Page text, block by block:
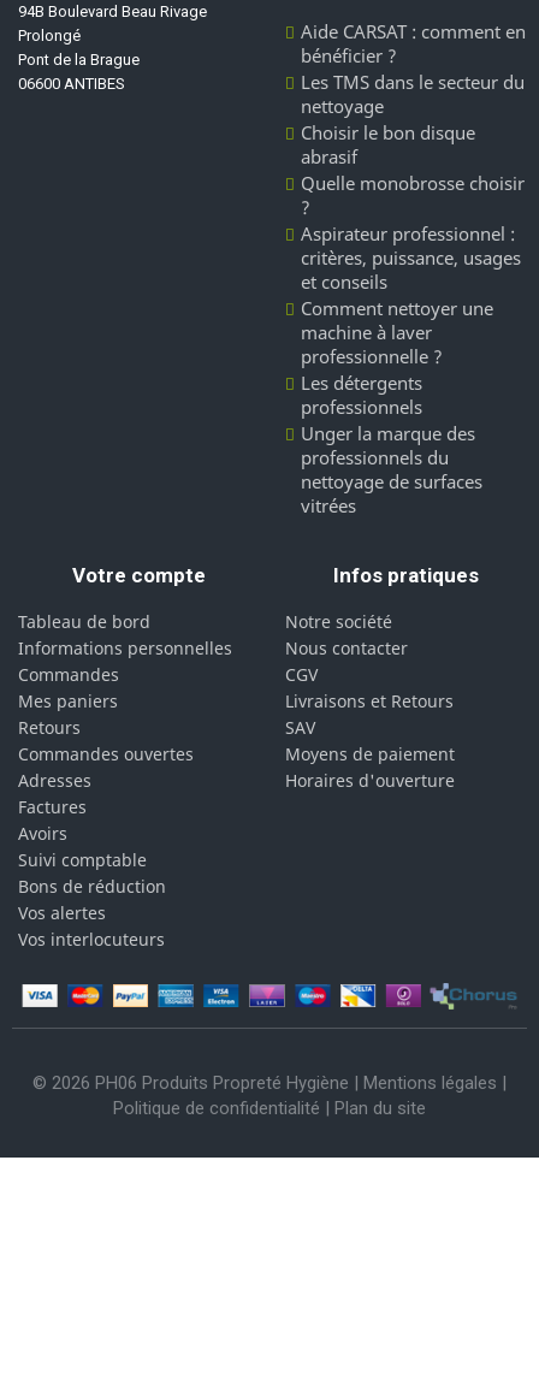
94B Boulevard Beau Rivage
Prolongé
Pont de la Brague
06600 ANTIBES
Aide CARSAT : comment en
bénéficier ?
Les TMS dans le secteur du
nettoyage
Choisir le bon disque
abrasif
Quelle monobrosse choisir
?
Aspirateur professionnel :
critères, puissance, usages
et conseils
Comment nettoyer une
machine à laver
professionnelle ?
Les détergents
professionnels
Unger la marque des
professionnels du
nettoyage de surfaces
vitrées
Votre compte
Tableau de bord
Informations personnelles
Commandes
Mes paniers
Retours
Commandes ouvertes
Adresses
Factures
Avoirs
Suivi comptable
Bons de réduction
Vos alertes
Vos interlocuteurs
Infos pratiques
Notre société
Nous contacter
CGV
Livraisons et Retours
SAV
Moyens de paiement
Horaires d'ouverture
© 2026 PH06 Produits Propreté Hygiène | Mentions légales |
Politique de confidentialité | Plan du site